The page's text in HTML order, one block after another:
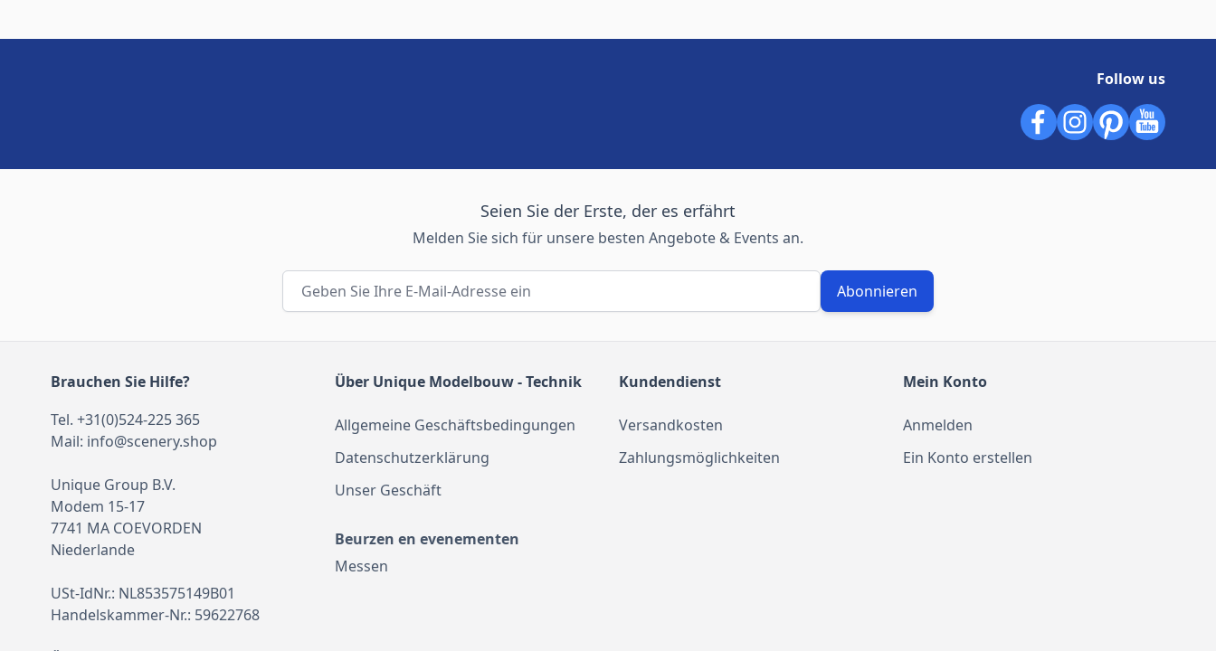
Follow us
Seien Sie der Erste, der es erfährt
Melden Sie sich für unsere besten Angebote & Events an.
E-Mail-Adresse
Abonnieren
Brauchen Sie Hilfe?
Tel. +31(0)524-225 365
Mail: info@scenery.shop
Unique Group B.V.
Modem 15-17
7741 MA COEVORDEN
Niederlande
USt-IdNr.: NL853575149B01
Handelskammer-Nr.: 59622768
Über Unique Modelbouw - Technik
Allgemeine Geschäftsbedingungen
Datenschutzerklärung
Unser Geschäft
Beurzen en evenementen
Messen
Kundendienst
Versandkosten
Zahlungsmöglichkeiten
Mein Konto
Anmelden
Ein Konto erstellen